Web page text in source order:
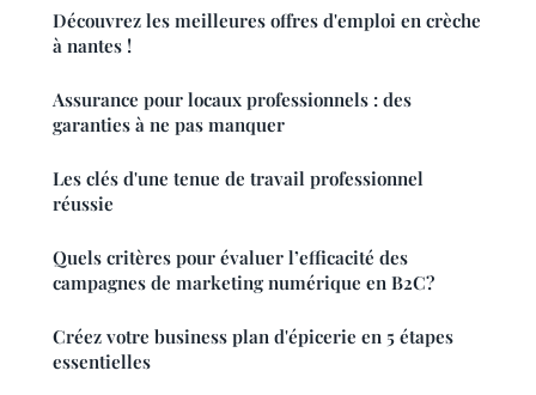
Découvrez les meilleures offres d'emploi en crèche
à nantes !
Assurance pour locaux professionnels : des
garanties à ne pas manquer
Les clés d'une tenue de travail professionnel
réussie
Quels critères pour évaluer l’efficacité des
campagnes de marketing numérique en B2C?
Créez votre business plan d'épicerie en 5 étapes
essentielles